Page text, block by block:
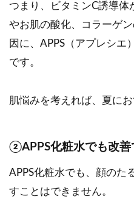
つまり、ビタミンC誘導体
やお肌の酸化、コラーゲ
因に、APPS（アプレシエ
です。
肌悩みを考えれば、夏に
②APPS化粧水でも改善
APPS化粧水でも、顔のた
すことはできません。